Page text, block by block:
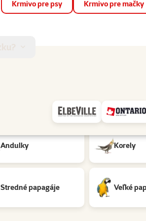
📱 Stiahnite
Krmivo pre psy Krmivo pre mačky
Andulky Korely
Stredné papagáje Veľké